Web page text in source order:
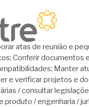
atas de reunião e
Conferir documentos
Manter
e verificar projetos e
/ consultar
/ engenharia /